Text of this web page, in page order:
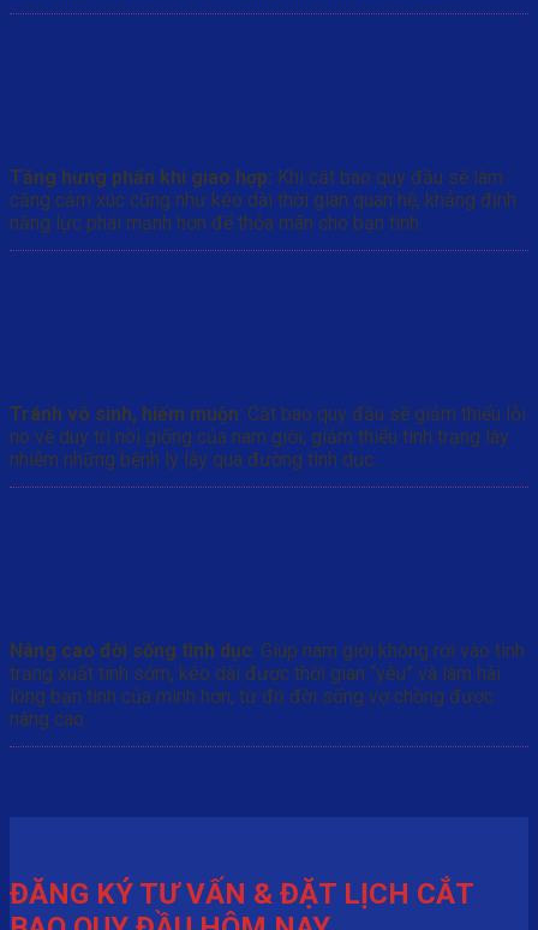
Tăng hưng phấn khi giao hợp: Khi cắt bao quy đầu sẽ làm
căng cảm xúc cũng như kéo dài thời gian quan hệ, khẳng định
năng lực phái mạnh hơn để thỏa mãn cho bạn tình.
Tránh vô sinh, hiếm muộn: Cắt bao quy đầu sẽ giảm thiểu lỗi
no về duy trì nòi giống của nam giới, giảm thiểu tình trạng lây
nhiễm những bệnh lý lây qua đường tình dục.
Nâng cao đời sống tình dục: Giúp nam giới không rơi vào tình
trạng xuất tinh sớm, kéo dài được thời gian “yêu” và làm hài
lòng bạn tình của mình hơn, từ đó đời sống vợ chồng được
nâng cao.
ĐĂNG KÝ TƯ VẤN & ĐẶT LỊCH CẮT